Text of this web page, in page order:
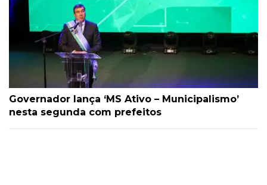
Governador lança ‘MS Ativo – Municipalismo’
nesta segunda com prefeitos